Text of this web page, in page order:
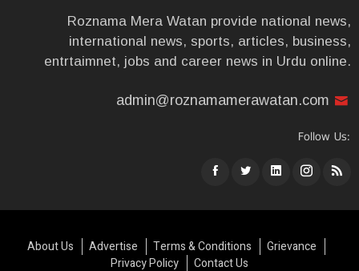
Roznama Mera Watan provide national news,
international news, sports, articles, business,
entrtaimnet, jobs and career news in Urdu online.
admin@roznamamerawatan.com
Follow Us:
About Us Advertise Terms & Conditions
Grievance
Privacy Policy
Contact Us